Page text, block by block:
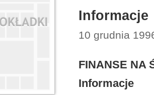
Informacje
10 grudnia
FINANSE NA
Informacje